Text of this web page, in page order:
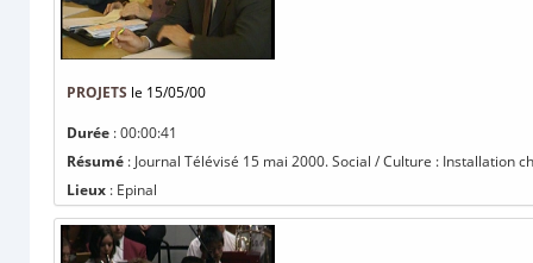
PROJETS le 15/05/00
Durée : 00:00:41
Résumé : Journal Télévisé 15 mai 2000. Social / Culture : Installation
Lieux : Epinal